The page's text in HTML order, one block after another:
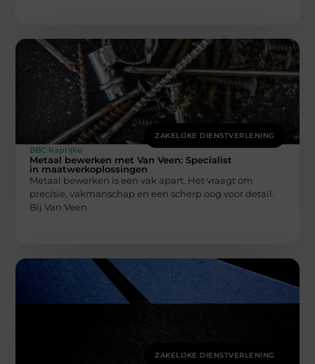
ZAKELIJKE DIENSTVERLENING
BBC Kaprijke
Metaal bewerken met Van Veen: Specialist
in maatwerkoplossingen
Metaal bewerken is een vak apart. Het vraagt om
precisie, vakmanschap en een scherp oog voor detail.
Bij Van Veen
ZAKELIJKE DIENSTVERLENING